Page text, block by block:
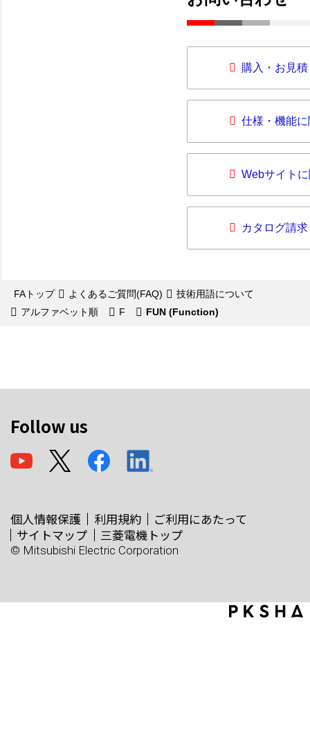
購入・お見
仕様・機能
Webサイト
カタログ請求
FAトップ よくあるご質問(FAQ)
技術用語について
アルファベット順
F FUN (Function)
Follow us
個人情報保護 利用規約
ご利用にあたって
サイトマップ
三菱電機トップ
© Mitsubishi Electric Corporation